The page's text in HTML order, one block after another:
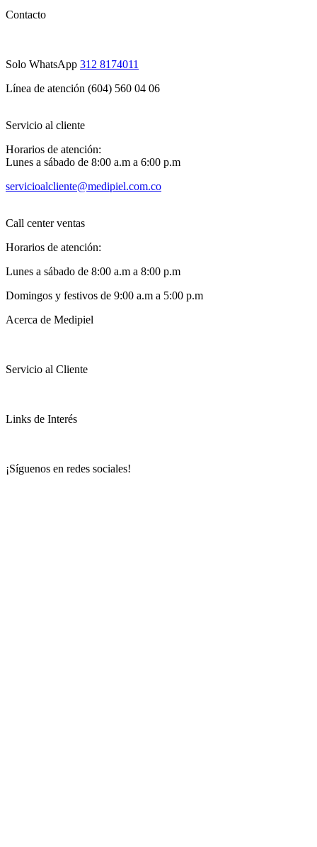
Contacto
Solo WhatsApp 312 8174011
Línea de atención (604) 560 04 06
Servicio al cliente
Horarios de atención:
Lunes a sábado de 8:00 a.m a 6:00 p.m
servicioalcliente@medipiel.com.co
Call center ventas
Horarios de atención:
Lunes a sábado de 8:00 a.m a 8:00 p.m
Domingos y festivos de 9:00 a.m a 5:00 p.m
Acerca de Medipiel
Servicio al Cliente
Links de Interés
¡Síguenos en redes sociales!